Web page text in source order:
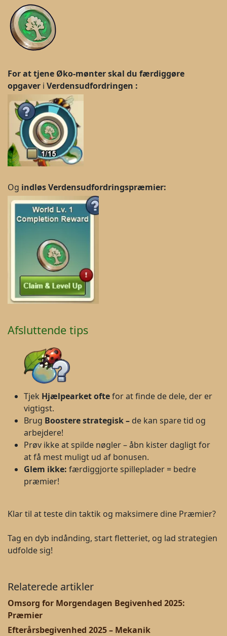
For at tjene Øko-mønterskal du færdiggøre
opgaver i Verdensudfordringen :
Og indløsVerdensudfordringspræmier:
Afsluttende tips
Tjek Hjælpearket oftefor at finde de dele, der er
vigtigst.
Brug Boostere strategisk – de kan spare tid og
arbejdere!
Prøv ikke at spilde nøgler – åbn kister dagligt for
at få mest muligt ud af bonusen.
Glem ikke: færdiggjorte spilleplader = bedre
præmier!
Klar til at teste din taktik og maksimere dine Præmier?
Tag en dyb indånding, start fletteriet, og lad strategien
udfolde sig!
Relaterede artikler
Omsorg for Morgendagen Begivenhed 2025:
Præmier
Efterårsbegivenhed 2025 – Mekanik